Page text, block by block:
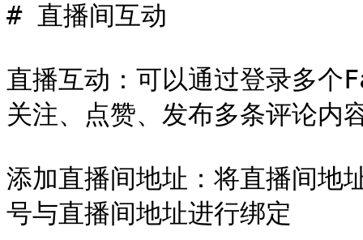
# 直播间互动
直播互动：可以通过登录多个
关注、点赞、发布多条评论内
添加直播间地址：将直播间地
号与直播间地址进行绑定